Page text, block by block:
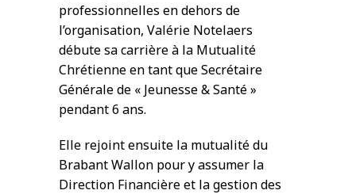
professionnelles en dehors de
l’organisation, Valérie Notelaers
débute sa carrière à la Mutualité
Chrétienne en tant que Secrétaire
Générale de « Jeunesse & Santé »
pendant 6 ans.
Elle rejoint ensuite la mutualité du
Brabant Wallon pour y assumer la
Direction Financière et la gestion des